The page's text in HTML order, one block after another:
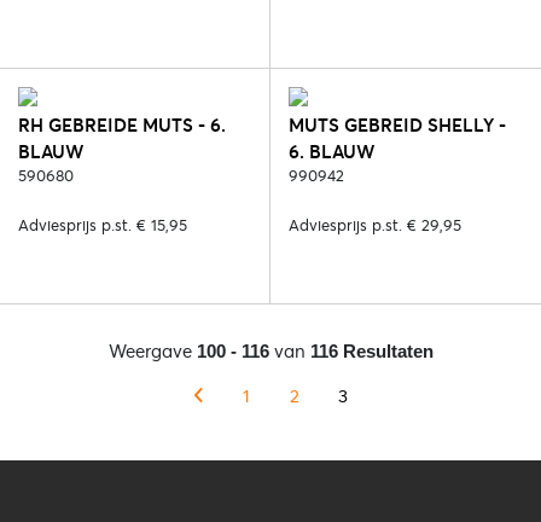
RH GEBREIDE MUTS - 6.
BLAUW
590680
Adviesprijs p.st. € 15,95
MUTS GEBREID SHELLY -
6. BLAUW
990942
Adviesprijs p.st. € 29,95
Weergave 100 - 116van 116 Resultaten
1 2 3